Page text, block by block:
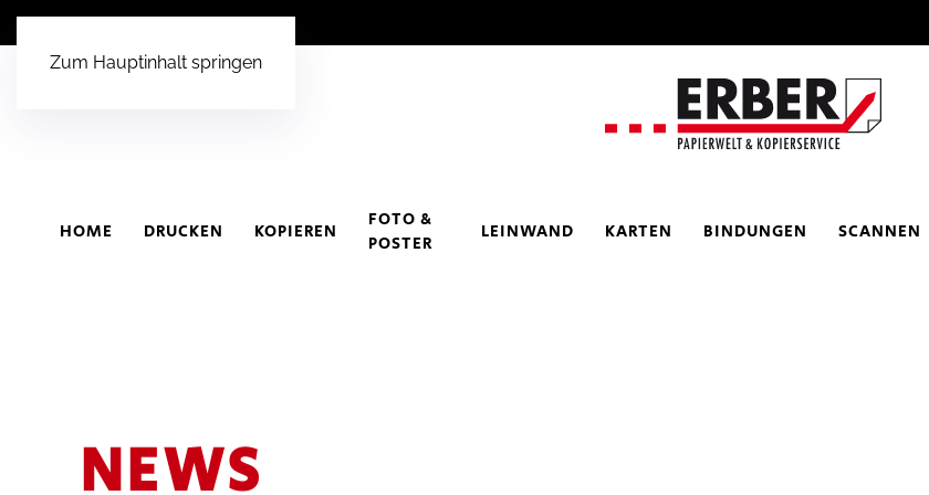
Zum Hauptinhalt springen
HOME DRUCKEN KOPIEREN
FOTO &
POSTER
LEINWAND KARTEN BINDUNGEN SCANNEN
NEWS